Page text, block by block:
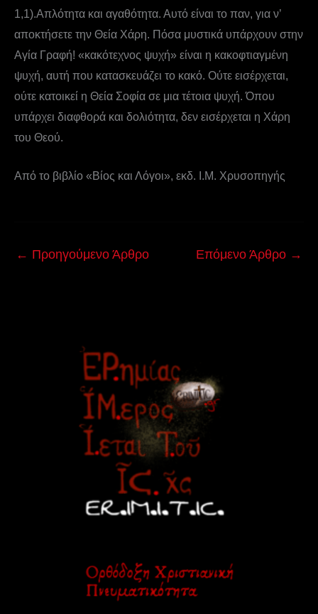
1,1).Απλότητα και αγαθότητα. Αυτό είναι το παν, για ν’
αποκτήσετε την Θεία Χάρη. Πόσα μυστικά υπάρχουν στην
Αγία Γραφή! «κακότεχνος ψυχή» είναι η κακοφτιαγμένη
ψυχή, αυτή που κατασκευάζει το κακό. Ούτε εισέρχεται,
ούτε κατοικεί η Θεία Σοφία σε μια τέτοια ψυχή. Όπου
υπάρχει διαφθορά και δολιότητα, δεν εισέρχεται η Χάρη
του Θεού.
Από το βιβλίο «Βίος και Λόγοι», εκδ. Ι.Μ. Χρυσοπηγής
← Προηγούμενο Άρθρο Επόμενο Άρθρο →